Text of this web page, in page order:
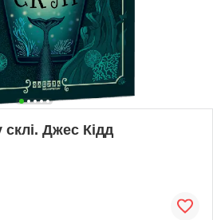
Джес Кідд